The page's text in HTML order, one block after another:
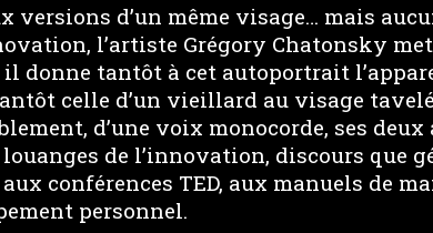
versions d’un même visage… mais
l’artiste Grégory Chatonsky
donne tantôt à cet autoportrait
celle d’un vieillard au visage tavelé
d’une voix monocorde, ses
de l’innovation, discours que
conférences TED, aux manuels de
personnel.